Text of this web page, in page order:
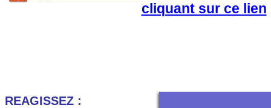
cliquant sur ce lien
REAGISSEZ :